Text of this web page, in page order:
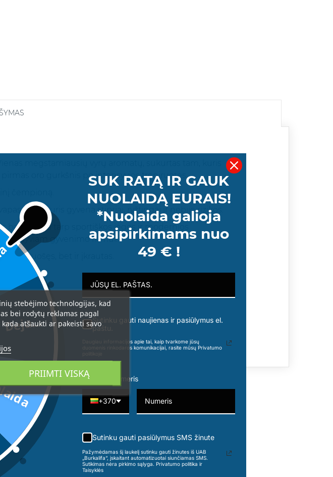
pirmas oro gurkšnis po intensyvios treniruotės.
čempioną.
vyrui, kuris gyvena stipriai, ryžtingai ir nebijo rizikos.
balansuoja tarp sportiškos jėgos ir modernios
gyvenimo ritmui.
pasiruošęs, bet ir įkrautas.
stebėjimo technologijas, kad
bei rodytų reklamas pagal
atšaukti ar pakeisti savo
PRIIMTI VISKĄ
Deja...
SUK RATĄ IR GAUK
NUOLAIDĄ EURAIS!
*Nuolaida galioja
apsipirkimams nuo
49 € !
Sutinku gauti naujienas ir pasiūlymus el.
paštu.
Daugiau informacijos apie tai, kaip tvarkome jūsų
duomenis rinkodaros komunikacijai, rasite mūsų Privatumo
politikoje
Telefono numeris
+370
Sutinku gauti pasiūlymus SMS žinute
Pažymėdamas šį laukelį sutinku gauti žinutes iš UAB
„Burkalifa“, įskaitant automatizuotai siunčiamas SMS.
Sutikimas nėra pirkimo sąlyga. Privatumo politika ir
Taisyklės